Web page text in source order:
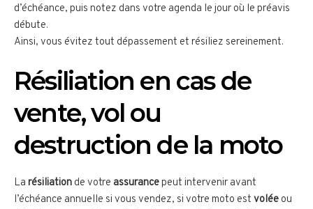
d’échéance, puis notez dans votre agenda le jour où le préavis
débute.
Ainsi, vous évitez tout dépassement et résiliez sereinement.
Résiliation en cas de
vente, vol ou
destruction de la moto
La résiliation de votre assurancepeut intervenir avant
l’échéance annuelle si vous vendez, si votre moto est volée ou